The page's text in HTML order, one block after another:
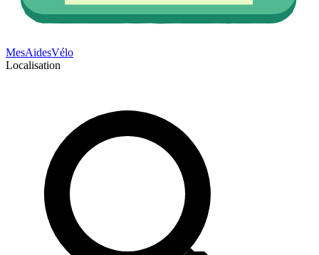
MesAidesVélo
Localisation